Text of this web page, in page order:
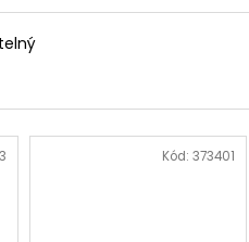
Kód: 373401